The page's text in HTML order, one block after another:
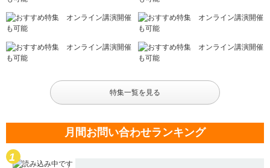
特集一覧を見る
月間お問い合わせランキング